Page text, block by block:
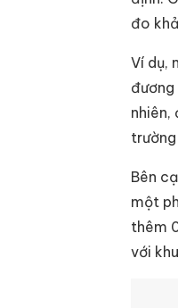
đo
Ví dụ,
đương
nhiên,
Bên
một
thêm
với